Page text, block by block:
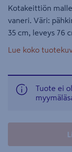
Kotakeittiön
vaneri. Väri:
35 cm, leveys 76
Lue koko
Tuote ei